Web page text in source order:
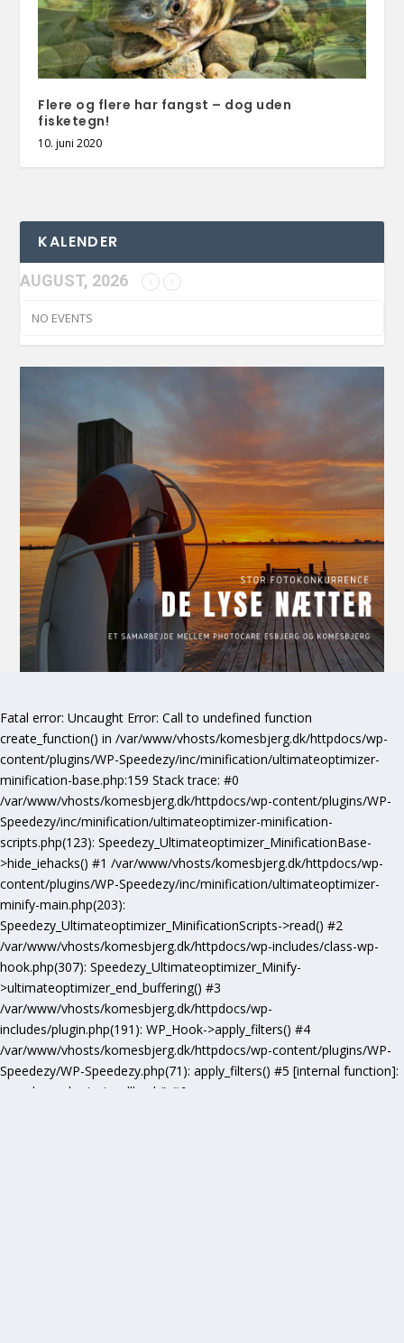
Flere og flere har fangst – dog uden
fisketegn!
10. juni 2020
KALENDER
AUGUST, 2026
NO EVENTS
Fatal error: Uncaught Error: Call to undefined function
create_function() in /var/www/vhosts/komesbjerg.dk/httpdocs/wp-
content/plugins/WP-Speedezy/inc/minification/ultimateoptimizer-
minification-base.php:159 Stack trace: #0
/var/www/vhosts/komesbjerg.dk/httpdocs/wp-content/plugins/WP-
Speedezy/inc/minification/ultimateoptimizer-minification-
scripts.php(123): Speedezy_Ultimateoptimizer_MinificationBase-
>hide_iehacks() #1 /var/www/vhosts/komesbjerg.dk/httpdocs/wp-
content/plugins/WP-Speedezy/inc/minification/ultimateoptimizer-
minify-main.php(203):
Speedezy_Ultimateoptimizer_MinificationScripts->read() #2
/var/www/vhosts/komesbjerg.dk/httpdocs/wp-includes/class-wp-
hook.php(307): Speedezy_Ultimateoptimizer_Minify-
>ultimateoptimizer_end_buffering() #3
/var/www/vhosts/komesbjerg.dk/httpdocs/wp-
includes/plugin.php(191): WP_Hook->apply_filters() #4
/var/www/vhosts/komesbjerg.dk/httpdocs/wp-content/plugins/WP-
Speedezy/WP-Speedezy.php(71): apply_filters() #5 [internal function]:
speedezy_ob_start_callback() #6